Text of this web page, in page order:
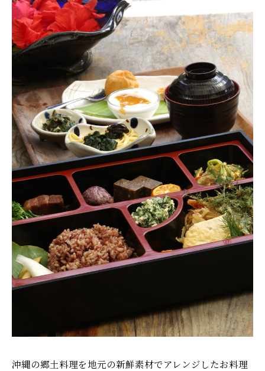
沖縄の郷土料理を地元の新鮮素材でアレンジしたお料理